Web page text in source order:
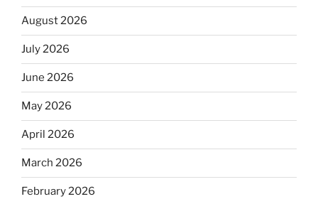
August 2026
July 2026
June 2026
May 2026
April 2026
March 2026
February 2026